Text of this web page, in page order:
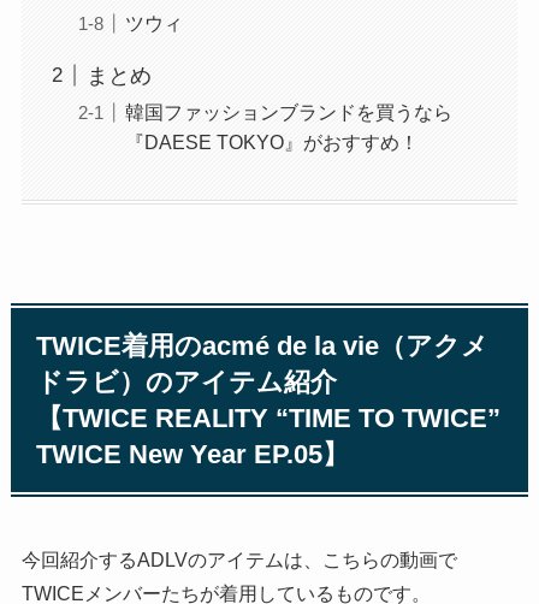
ツウィ
まとめ
韓国ファッションブランドを買うなら
『DAESE TOKYO』がおすすめ！
TWICE着用のacmé de la vie（アクメ
ドラビ）のアイテム紹介
【TWICE REALITY “TIME TO TWICE”
TWICE New Year EP.05】
今回紹介するADLVのアイテムは、こちらの動画で
TWICEメンバーたちが着用しているものです。